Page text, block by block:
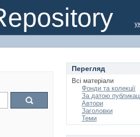
Перегляд
Всі матеріали
Фонди та колекції
За датою
Автори
Заголовки
Теми